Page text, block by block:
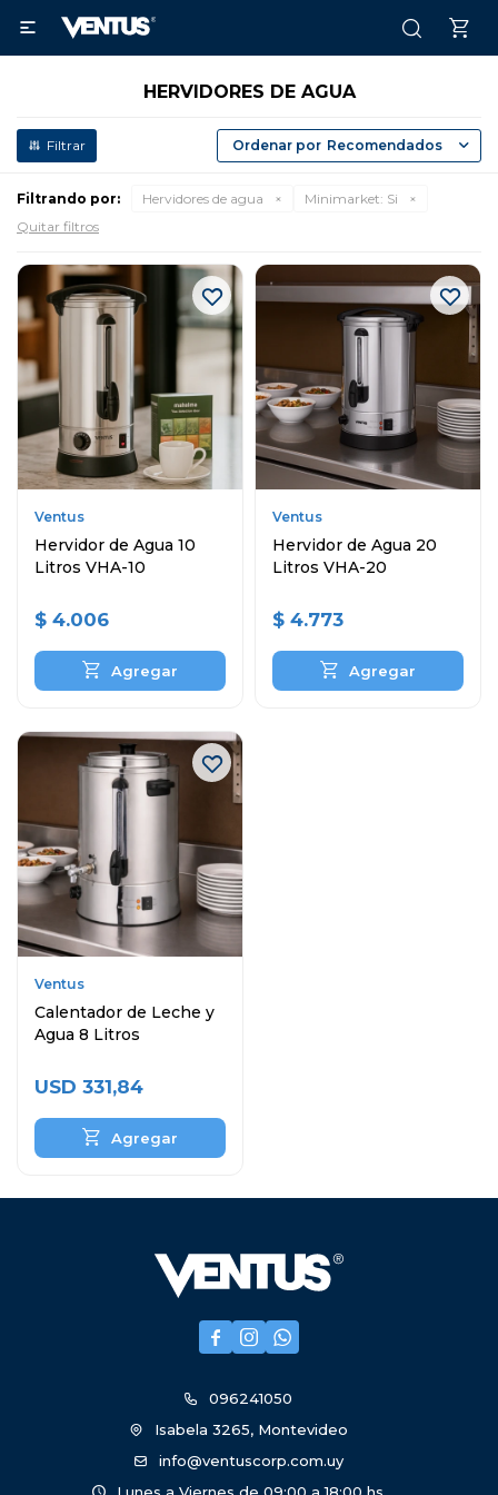

HERVIDORES DE AGUA
Recomendados
Filtrando por: Hervidores de agua Minimarket: Si
Quitar filtros
Ventus
Hervidor de Agua 10
Litros VHA-10
$ 4.006
Ventus
Hervidor de Agua 20
Litros VHA-20
$ 4.773
Ventus
Calentador de Leche y
Agua 8 Litros
USD 331,84
  
096241050
Isabela 3265, Montevideo
info@ventuscorp.com.uy